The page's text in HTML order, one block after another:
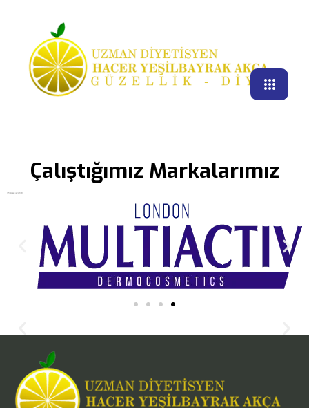
Çalıştığımız Markalarımız